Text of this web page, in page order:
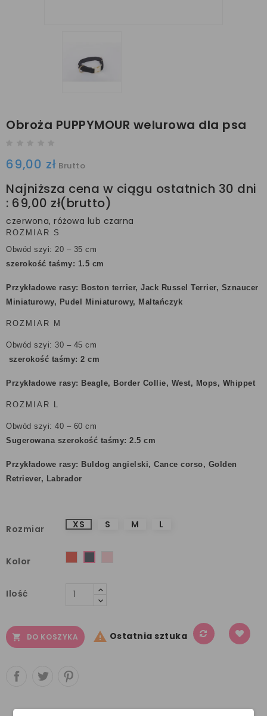
Obroża PUPPYMOUR welurowa dla psa
69,00 zł
Najniższa cena w ciągu ostatnich 30 dni
: 69,00 zł
Brutto
czerwona, różowa lub czarna
ROZMIAR S
Obwód szyi: 20 – 35 cm
szerokość taśmy: 1.5 cm
Przykładowe rasy: Boston terrier, Jack Russel Terrier, Sznaucer
Miniaturowy, Pudel Miniaturowy, Maltańczyk
ROZMIAR M
Obwód szyi: 30 – 45 cm
szerokość taśmy: 2 cm
Przykładowe rasy: Beagle, Border Collie, West, Mops, Whippet
ROZMIAR L
Obwód szyi: 40 – 60 cm
Sugerowana szerokość taśmy: 2.5 cm
Przykładowe rasy: Buldog angielski, Cance corso, Golden
Retriever, Labrador
Rozmiar XS S M L
Kolor
Czerwony
czarnyRóżowy
Ilość
 DO KOSZYKA  Ostatnia sztuka